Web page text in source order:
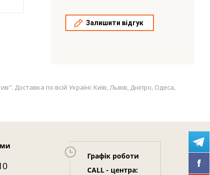
Залишити відгук
Доставка по всій Україні: Київ, Львів, Дніпро, Одеса,
Графік роботи
CALL - центра: